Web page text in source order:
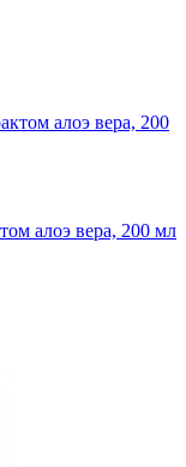
алоэ вера, 200 мл